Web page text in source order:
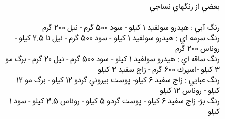
بعضي از رنگهاي نساجي
رنگ آبي : هيدرو سولفيد 1 كيلو - سود 500 گرم - نيل 200 گرم
رنگ سرمه اي : هيدرو سولفيد 1 كيلو - سود 500 گرم - نيل تا 2.5 كيلو -
روناس 200 گرم
رنگ ساقه اي : هيدرو سولفيد 1 كيلو - سود 500 گرم - نيل 20 گرم - برگ مو
3 كيلو -اسپرك 600 گرم - زاج سفيد 2 كيلو
رنگ عبايي : زاج سفيد 6 كيلو- پوست بيروني گردو 12 كيلو - برگ مو 12
كيلو - روناس 12 كيلو
رنگ بژ- زاج سفيد 6 كيلو - پوست گردو 5 كيلو - روناس 3.5 كيلو - سود 1
كيلو